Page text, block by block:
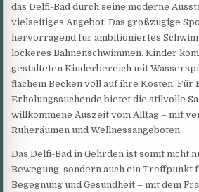
das Delfi-Bad durch seine moderne
vielseitiges Angebot: Das großzügige
hervorragend für ambitioniertes
lockeres Bahnenschwimmen. Kinder
gestalteten Kinderbereich mit
flachem Becken voll auf ihre Kosten. Für
Erholungssuchende bietet die stilvolle
willkommene Auszeit vom Alltag – mit
Ruheräumen und Wellnessangeboten.
Das Delfi-Bad in Gehrden ist somit nicht
Bewegung, sondern auch ein Treffpunkt
Begegnung und Gesundheit – mit dem